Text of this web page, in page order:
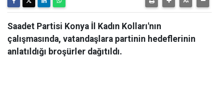
Saadet Partisi Konya İl Kadın Kolları'nın
çalışmasında, vatandaşlara partinin hedeflerinin
anlatıldığı broşürler dağıtıldı.